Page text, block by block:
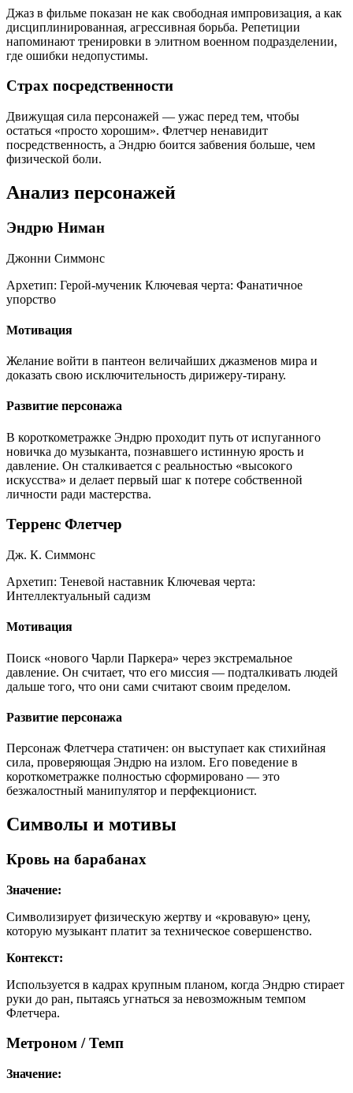
Джаз в фильме показан не как свободная импровизация, а как
дисциплинированная, агрессивная борьба. Репетиции
напоминают тренировки в элитном военном подразделении,
где ошибки недопустимы.
Страх посредственности
Движущая сила персонажей — ужас перед тем, чтобы
остаться «просто хорошим». Флетчер ненавидит
посредственность, а Эндрю боится забвения больше, чем
физической боли.
Анализ персонажей
Эндрю Ниман
Джонни Симмонс
Архетип: Герой-мученик Ключевая черта: Фанатичное
упорство
Мотивация
Желание войти в пантеон величайших джазменов мира и
доказать свою исключительность дирижеру-тирану.
Развитие персонажа
В короткометражке Эндрю проходит путь от испуганного
новичка до музыканта, познавшего истинную ярость и
давление. Он сталкивается с реальностью «высокого
искусства» и делает первый шаг к потере собственной
личности ради мастерства.
Терренс Флетчер
Дж. К. Симмонс
Архетип: Теневой наставник Ключевая черта:
Интеллектуальный садизм
Мотивация
Поиск «нового Чарли Паркера» через экстремальное
давление. Он считает, что его миссия — подталкивать людей
дальше того, что они сами считают своим пределом.
Развитие персонажа
Персонаж Флетчера статичен: он выступает как стихийная
сила, проверяющая Эндрю на излом. Его поведение в
короткометражке полностью сформировано — это
безжалостный манипулятор и перфекционист.
Символы и мотивы
Кровь на барабанах
Значение:
Символизирует физическую жертву и «кровавую» цену,
которую музыкант платит за техническое совершенство.
Контекст:
Используется в кадрах крупным планом, когда Эндрю стирает
руки до ран, пытаясь угнаться за невозможным темпом
Флетчера.
Метроном / Темп
Значение: